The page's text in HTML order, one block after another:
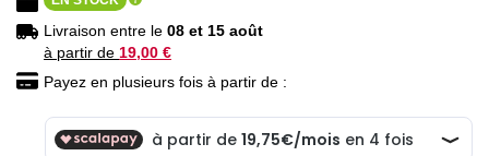
Livraison entre le 08 et 15 août
à partir de 19,00 €
Payez en plusieurs fois à partir de :